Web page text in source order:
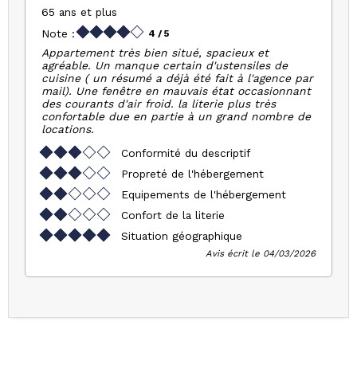
65 ans et plus
Note :
4 / 5
Appartement très bien situé, spacieux et
agréable. Un manque certain d'ustensiles de
cuisine ( un résumé a déjà été fait à l'agence par
mail). Une fenêtre en mauvais état occasionnant
des courants d'air froid. la literie plus très
confortable due en partie à un grand nombre de
locations.
Conformité du descriptif
Propreté de l'hébergement
Equipements de l'hébergement
Confort de la literie
Situation géographique
Avis écrit le 04/03/2026